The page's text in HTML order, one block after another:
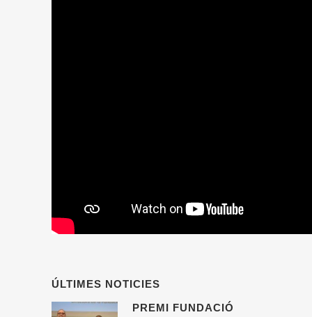
ÚLTIMES NOTICIES
PREMI FUNDACIÓ